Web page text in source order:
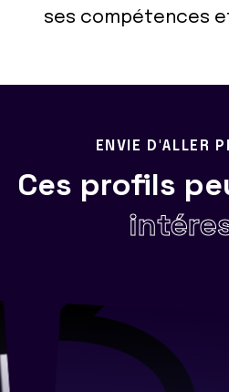
ses compétences
ENVIE D'ALLER
Ces profils